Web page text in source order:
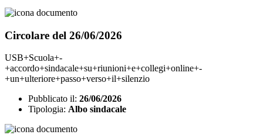
Circolare del 26/06/2026
USB+Scuola+-
+accordo+sindacale+su+riunioni+e+collegi+online+-
+un+ulteriore+passo+verso+il+silenzio
Pubblicato il: 26/06/2026
Tipologia: Albo sindacale